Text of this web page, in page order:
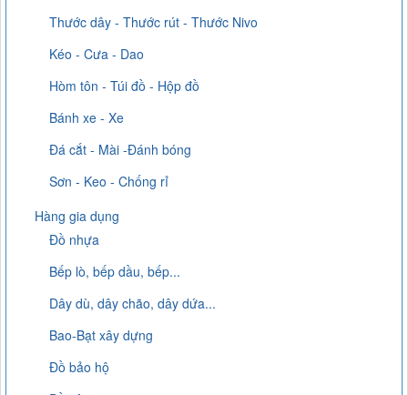
Thước dây - Thước rút - Thước Nivo
Kéo - Cưa - Dao
Hòm tôn - Túi đồ - Hộp đồ
Bánh xe - Xe
Đá cắt - Mài -Đánh bóng
Sơn - Keo - Chống rỉ
Hàng gia dụng
Đồ nhựa
Bếp lò, bếp dầu, bếp...
Dây dù, dây chão, dây dứa...
Bao-Bạt xây dựng
Đồ bảo hộ